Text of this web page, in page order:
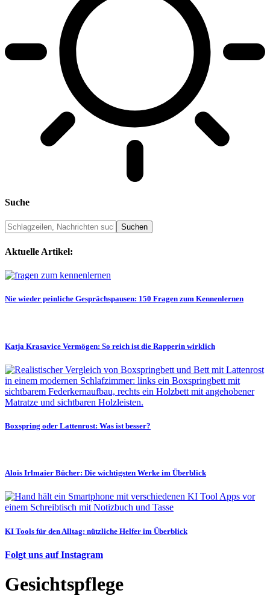
Suche
Aktuelle Artikel:
Nie wieder peinliche Gesprächspausen: 150 Fragen zum Kennenlernen
Katja Krasavice Vermögen: So reich ist die Rapperin wirklich
Boxspring oder Lattenrost: Was ist besser?
Alois Irlmaier Bücher: Die wichtigsten Werke im Überblick
KI Tools für den Alltag: nützliche Helfer im Überblick
Folgt uns auf Instagram
Gesichtspflege